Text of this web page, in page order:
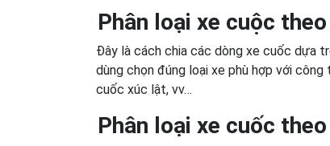
Phân loại xe cuộc
Đây là cách chia các dòng xe cuốc dựa
dùng chọn đúng loại xe phù hợp với
cuốc xúc lật, vv…
Phân loại xe cuốc